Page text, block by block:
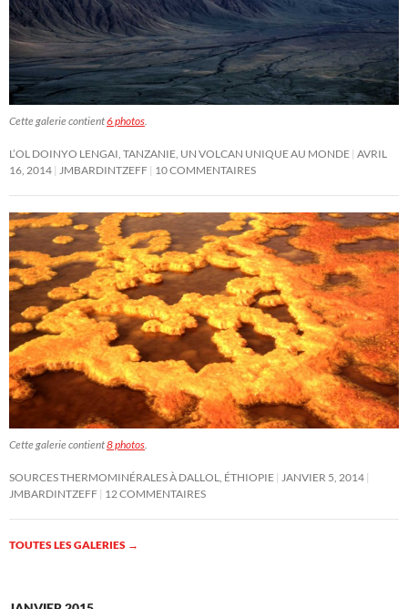
Cette galerie contient6 photos.
L’OL DOINYO LENGAI, TANZANIE, UN VOLCAN UNIQUE AU MONDE AVRIL
16, 2014 JMBARDINTZEFF 10 COMMENTAIRES
Cette galerie contient8 photos
SOURCES THERMOMINÉRALES À DALLOL, ÉTHIOPIE
JANVIER 5, 2014
JMBARDINTZEFF 12 COMMENTAIRES
TOUTES LES GALERIES →